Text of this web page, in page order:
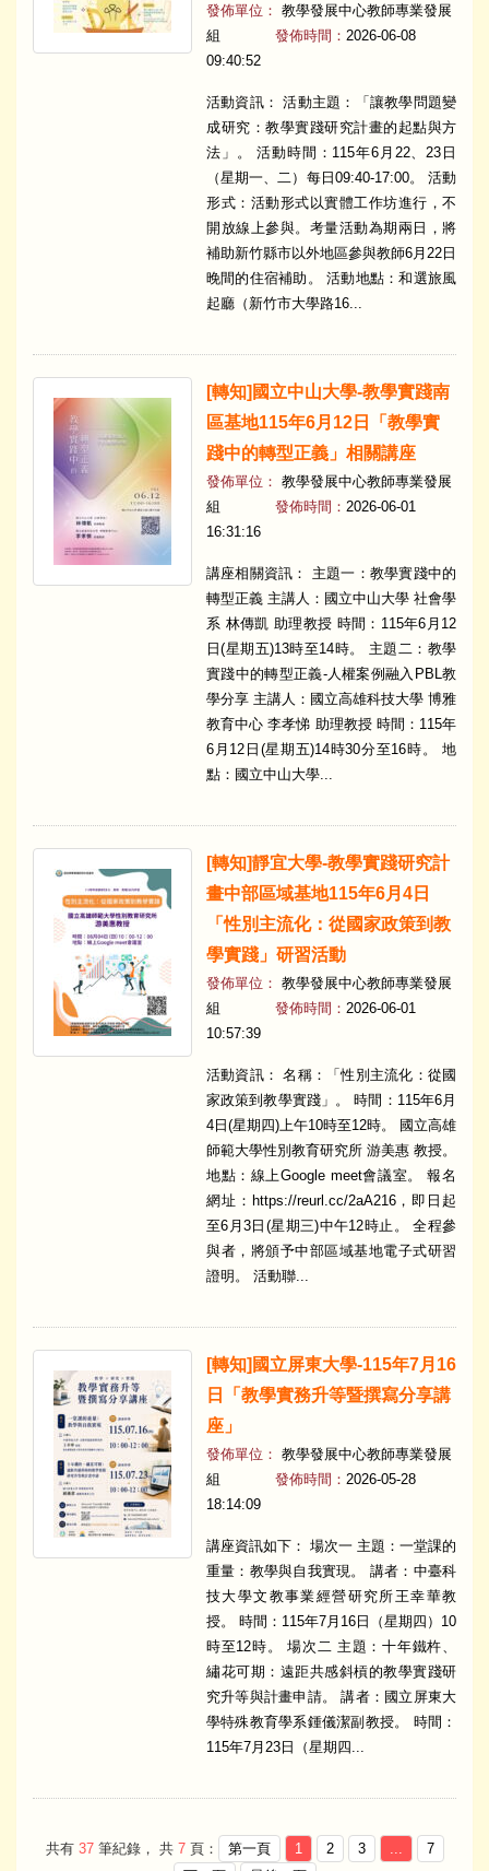
發佈單位： 教學發展中心教師專業發展
組
發佈時間： 2026-06-08
09:40:52
活動資訊： 活動主題：「讓教學問題變
成研究：教學實踐研究計畫的起點與方
法」。 活動時間：115年6月22、23日
（星期一、二）每日09:40-17:00。 活動
形式：活動形式以實體工作坊進行，不
開放線上參與。考量活動為期兩日，將
補助新竹縣市以外地區參與教師6月22日
晚間的住宿補助。 活動地點：和選旅風
起廳（新竹市大學路16...
​[轉知]國立中山大學-​教學實踐南
區基地115年6月12日「教學實
踐中的轉型正義」相關講座
發佈單位： 教學發展中心教師專業發展
組
發佈時間： 2026-06-01
16:31:16
講座相關資訊： 主題一：教學實踐中的
轉型正義 主講人：國立中山大學 社會學
系 林傳凱 助理教授 時間：115年6月12
日(星期五)13時至14時。 主題二：教學
實踐中的轉型正義-人權案例融入PBL教
學分享 主講人：國立高雄科技大學 博雅
教育中心 李孝悌 助理教授 時間：115年
6月12日(星期五)14時30分至16時。 地
點：國立中山大學...
​[轉知]靜宜大學-教學實踐研究計
畫中部區域基地115年6月4日
「性別主流化：從國家政策到教
學實踐」研習活動
發佈單位： 教學發展中心教師專業發展
組
發佈時間： 2026-06-01
10:57:39
活動資訊： 名稱：「性別主流化：從國
家政策到教學實踐」。 時間：115年6月
4日(星期四)上午10時至12時。 國立高雄
師範大學性別教育研究所 游美惠 教授。
地點：線上Google meet會議室。 報名
網址：https://reurl.cc/2aA216，即日起
至6月3日(星期三)中午12時止。 全程參
與者，將頒予中部區域基地電子式研習
證明。 活動聯...
[轉知]國立屏東大學-115年7月16
日「教學實務升等暨撰寫分享講
座」
發佈單位： 教學發展中心教師專業發展
組
發佈時間： 2026-05-28
18:14:09
講座資訊如下： 場次一 主題：一堂課的
重量：教學與自我實現。 講者：中臺科
技大學文教事業經營研究所王幸華教
授。 時間：115年7月16日（星期四）10
時至12時。 場次二 主題：十年鐵杵、
繡花可期：遠距共感斜槓的教學實踐研
究升等與計畫申請。 講者：國立屏東大
學特殊教育學系鍾儀潔副教授。 時間：
115年7月23日（星期四...
共有 37筆紀錄， 共 7頁： 第一頁 1 2 3
7